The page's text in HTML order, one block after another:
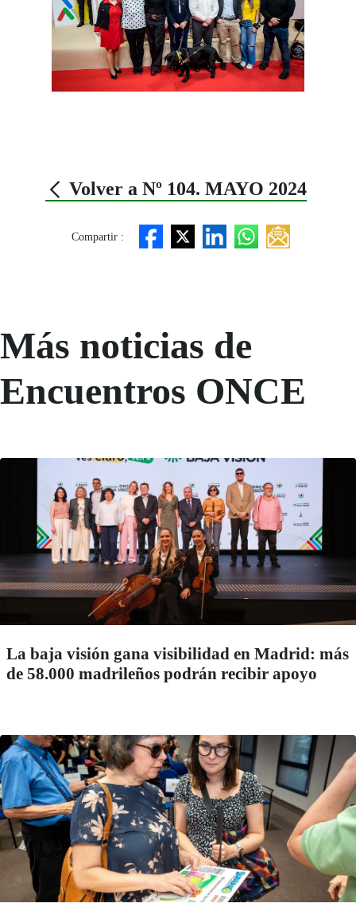
Volver a Nº 104. MAYO 2024
Compartir :
Más noticias de
Encuentros ONCE
La baja visión gana visibilidad en Madrid: más
de 58.000 madrileños podrán recibir apoyo